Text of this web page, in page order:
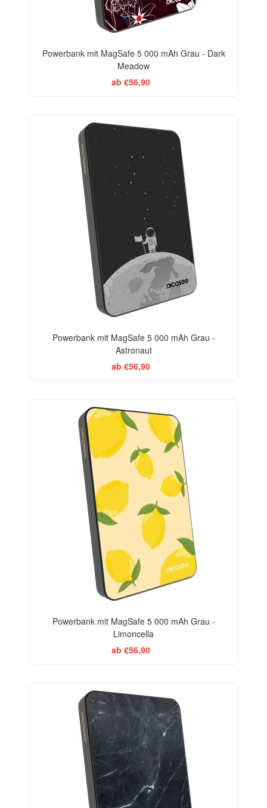
Powerbank mit MagSafe 5 000 mAh Grau - Dark
Meadow
ab €56,90
Powerbank mit MagSafe 5 000 mAh Grau -
Astronaut
ab €56,90
Powerbank mit MagSafe 5 000 mAh Grau -
Limoncella
ab €56,90